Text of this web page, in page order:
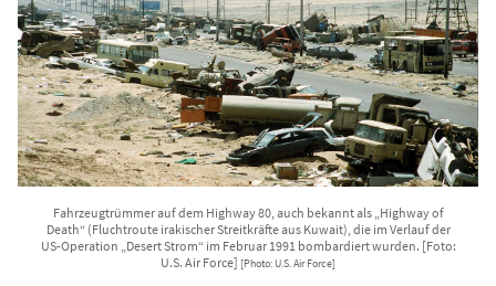
Fahrzeugtrümmer auf dem Highway 80, auch bekannt als „Highway of
Death“ (Fluchtroute irakischer Streitkräfte aus Kuwait), die im Verlauf der
US-Operation „Desert Strom“ im Februar 1991 bombardiert wurden. [Foto:
U.S. Air Force] [Photo: U.S. Air Force]